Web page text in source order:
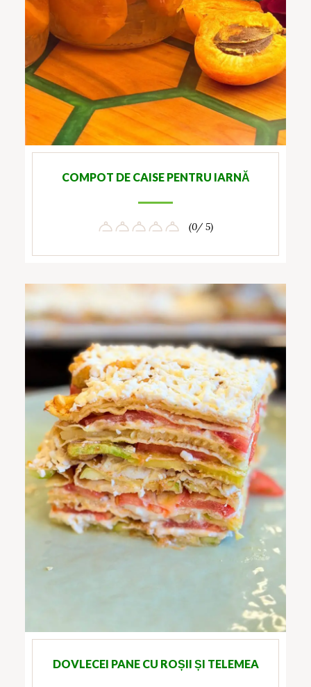
COMPOT DE CAISE PENTRU IARNĂ
(0/ 5)
DOVLECEI PANE CU ROȘII ȘI TELEMEA